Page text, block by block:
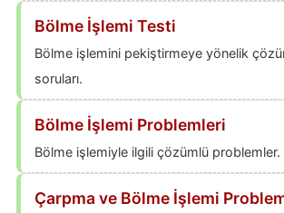
Bölme İşlemi Testi
Bölme işlemini pekiştirmeye yönelik
soruları.
Bölme İşlemi Problemleri
Bölme işlemiyle ilgili çözümlü problemler.
Çarpma ve Bölme İşlemi